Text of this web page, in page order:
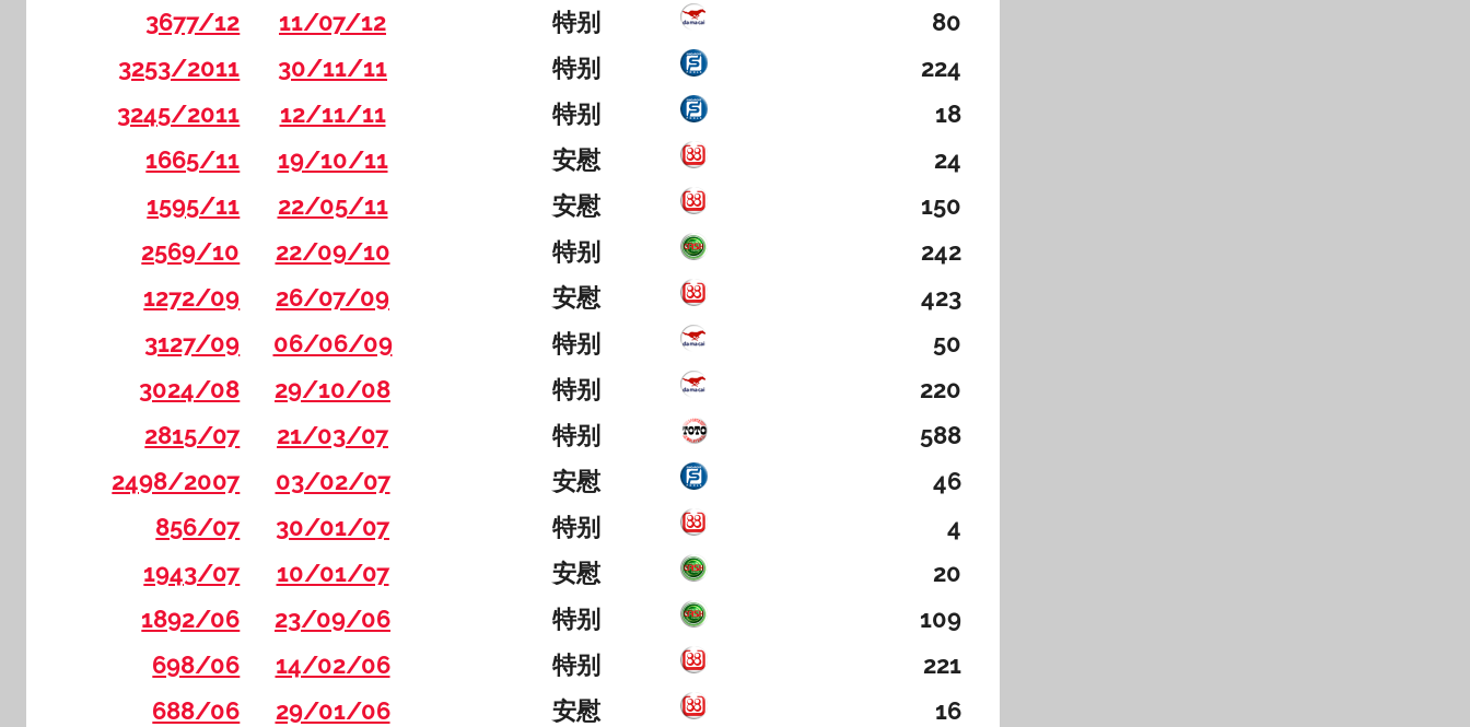
3677/12
11/07/12 特别
80
3253/2011
30/11/11 特别
224
3245/2011
12/11/11 特别
18
1665/11
19/10/11 安慰
24
1595/11
22/05/11 安慰
150
2569/10
22/09/10 特别
242
1272/09
26/07/09 安慰
423
3127/09
06/06/09 特别
50
3024/08
29/10/08 特别
220
2815/07
21/03/07 特别
588
2498/2007
03/02/07 安慰
46
856/07
30/01/07 特别
4
1943/07
10/01/07 安慰
20
1892/06
23/09/06 特别
109
698/06
14/02/06 特别
221
688/06
29/01/06 安慰
16